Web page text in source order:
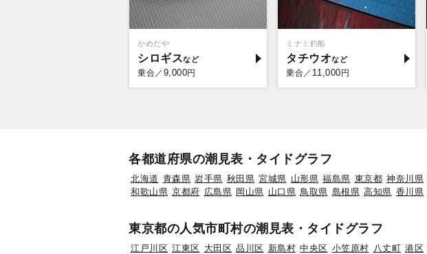
かめだや
シロギス
乗合／ 9,000円
ミナミ釣船
タチウオ
乗合／ 11,000 円
各都道府県の潮見表・タイドグラフ
北海道 青森県 岩手県 秋田県 宮城県 山形県 福島県 東京都 神奈川県
和歌山県 京都府 広島県 岡山県 山口県 鳥取県 島根県 高知県 香川県
東京都の人気市町村の潮見表・タイドグラフ
江戸川区 江東区 大田区 品川区 新島村 中央区 小笠原村 八丈町 港区